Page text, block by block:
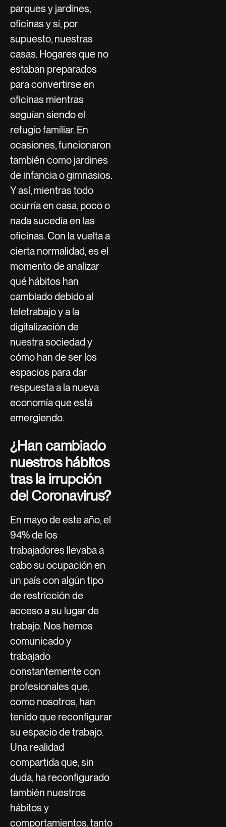
parques y jardines,
oficinas y sí, por
supuesto, nuestras
casas. Hogares que no
estaban preparados
para convertirse en
oficinas mientras
seguían siendo el
refugio familiar. En
ocasiones, funcionaron
también como jardines
de infancia o gimnasios.
Y así, mientras todo
ocurría en casa, poco o
nada sucedía en las
oficinas. Con la vuelta a
cierta normalidad, es el
momento de analizar
qué hábitos han
cambiado debido al
teletrabajo y a la
digitalización de
nuestra sociedad y
cómo han de ser los
espacios para dar
respuesta a la nueva
economía que está
emergiendo.
¿Han cambiado
nuestros hábitos
tras la irrupción
del Coronavirus?
En mayo de este año, el
94% de los
trabajadores llevaba a
cabo su ocupación en
un país con algún tipo
de restricción de
acceso a su lugar de
trabajo. Nos hemos
comunicado y
trabajado
constantemente con
profesionales que,
como nosotros, han
tenido que reconfigurar
su espacio de trabajo.
Una realidad
compartida que, sin
duda, ha reconfigurado
también nuestros
hábitos y
comportamientos, tanto